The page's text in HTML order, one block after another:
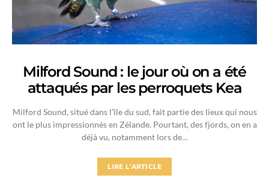
Milford Sound : le jour où on a été
attaqués par les perroquets Kea
Milford Sound, situé dans l’île du sud, fait partie des lieux qui nous
ont le plus impressionnés en Zélande. Pourtant, des fjords, on en a
déjà vu, notamment lors de…
LIRE L'ARTICLE